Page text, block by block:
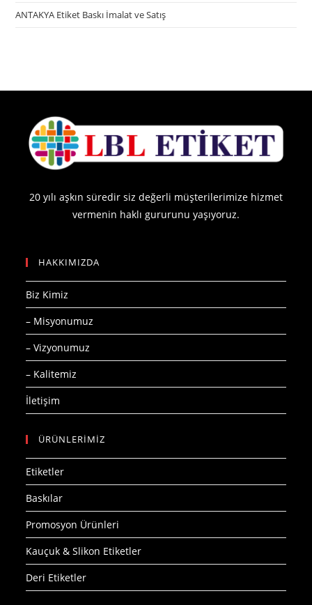
ANTAKYA Etiket Baskı İmalat ve Satış
20 yılı aşkın süredir siz değerli müşterilerimize hizmet
vermenin haklı gururunu yaşıyoruz.
HAKKIMIZDA
Biz Kimiz
– Misyonumuz
– Vizyonumuz
– Kalitemiz
İletişim
ÜRÜNLERİMİZ
Etiketler
Baskılar
Promosyon Ürünleri
Kauçuk & Slikon Etiketler
Deri Etiketler